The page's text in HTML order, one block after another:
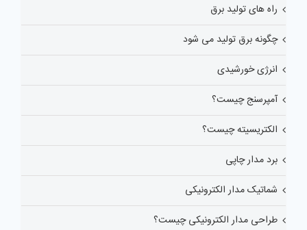
راه های تولید برق
چگونه برق تولید می شود
انرژی خورشیدی
آمپرسنج چیست؟
الکتریسیته چیست؟
برد مدار چاپی
شماتیک مدار الکترونیکی
طراحی مدار الکترونیکی چیست؟